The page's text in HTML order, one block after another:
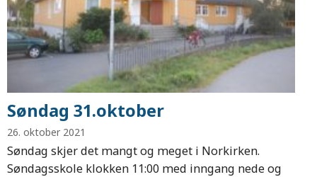
Søndag 31.oktober
26. oktober 2021
Søndag skjer det mangt og meget i Norkirken.
Søndagsskole klokken 11:00 med inngang nede og